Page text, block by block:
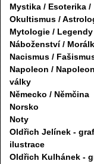
Mystika / Esoterika /
Okultismus /
Mytologie / Legendy
Náboženství /
Nacismus /
Napoleon /
války
Německo / Němčina
Norsko
Noty
Oldřich Jelínek -
ilustrace
Oldřich Kulhánek -